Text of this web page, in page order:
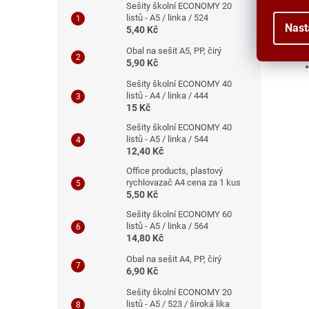
Sešity školní ECONOMY 20
listů - A5 / linka / 524
5,40 Kč
Obal na sešit A5, PP, čirý
5,90 Kč
Sešity školní ECONOMY 40
listů - A4 / linka / 444
15 Kč
Sešity školní ECONOMY 40
listů - A5 / linka / 544
12,40 Kč
Office products, plastový
rychlovazač A4 cena za 1 kus
5,50 Kč
Sešity školní ECONOMY 60
listů - A5 / linka / 564
14,80 Kč
Obal na sešit A4, PP, čirý
6,90 Kč
Sešity školní ECONOMY 20
listů - A5 / 523 / široká lika
.